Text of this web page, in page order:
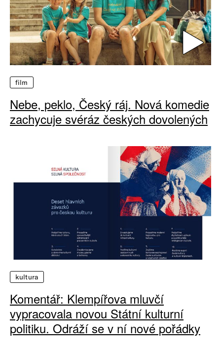
film
Nebe, peklo, Český ráj. Nová komedie
zachycuje svéráz českých dovolených
kultura
Komentář: Klempířova mluvčí
vypracovala novou Státní kulturní
politiku. Odráží se v ní nové pořádky